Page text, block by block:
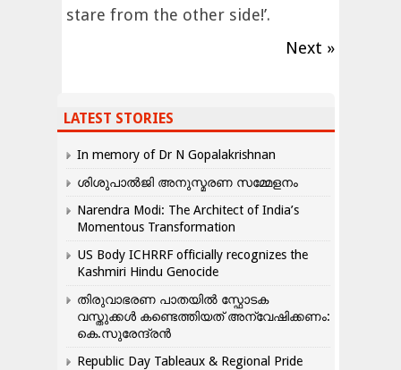
stare from the other side!’.
Next »
LATEST STORIES
In memory of Dr N Gopalakrishnan
ശിശുപാൽജി അനുസ്മരണ സമ്മേളനം
Narendra Modi: The Architect of India’s
Momentous Transformation
US Body ICHRRF officially recognizes the
Kashmiri Hindu Genocide
തിരുവാഭരണ പാതയിൽ സ്ഫോടക
വസ്തുക്കൾ കണ്ടെത്തിയത് അന്വേഷിക്കണം:
കെ.സുരേന്ദ്രൻ
Republic Day Tableaux & Regional Pride